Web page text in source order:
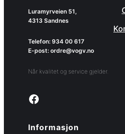
Luramyrveien 51,
4313 Sandnes
Telefon: 934 00 617
E-post: ordre@vogv.no
Når kvalitet og service gjelder.
Link to facebook page
Informasjon